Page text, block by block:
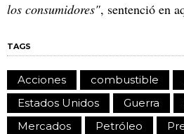
los consumidores", sentenció en
TAGS
Acciones combustible
Estados Unidos
Guerra
Mercados
Petróleo